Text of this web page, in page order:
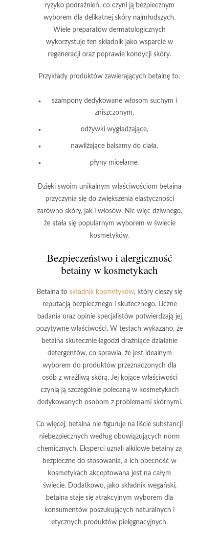
ryzyko podrażnień, co czyni ją bezpiecznym
wyborem dla delikatnej skóry najmłodszych.
Wiele preparatów dermatologicznych
wykorzystuje ten składnik jako wsparcie w
regeneracji oraz poprawie kondycji skóry.
Przykłady produktów zawierających betainę to:
szampony dedykowane włosom suchym i
zniszczonym,
odżywki wygładzające,
nawilżające balsamy do ciała,
płyny micelarne.
Dzięki swoim unikalnym właściwościom betaina
przyczynia się do zwiększenia elastyczności
zarówno skóry, jak i włosów. Nic więc dziwnego,
że stała się popularnym wyborem w świecie
kosmetyków.
Bezpieczeństwo i alergiczność
betainy w kosmetykach
Betaina to składnik kosmetyków, który cieszy się
reputacją bezpiecznego i skutecznego. Liczne
badania oraz opinie specjalistów potwierdzają jej
pozytywne właściwości. W testach wykazano, że
betaina skutecznie łagodzi drażniące działanie
detergentów, co sprawia, że jest idealnym
wyborem do produktów przeznaczonych dla
osób z wrażliwą skórą. Jej kojące właściwości
czynią ją szczególnie polecaną w kosmetykach
dedykowanych osobom z problemami skórnymi.
Co więcej, betaina nie figuruje na liście substancji
niebezpiecznych według obowiązujących norm
chemicznych. Eksperci uznali alkilowe betainy za
bezpieczne do stosowania, a ich obecność w
kosmetykach akceptowana jest na całym
świecie. Dodatkowo, jako składnik wegański,
betaina staje się atrakcyjnym wyborem dla
konsumentów poszukujących naturalnych i
etycznych produktów pielęgnacyjnych.